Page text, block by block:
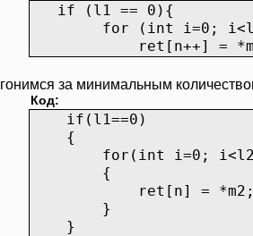
if (l1 == 0){
for (int i=0;
ret[n++] =
гонимся за минимальным
Код:
if(l1==0)
{
for(int i=0; i<l2;
{
ret[n] =
}
}